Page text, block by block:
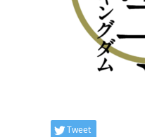
Tweet